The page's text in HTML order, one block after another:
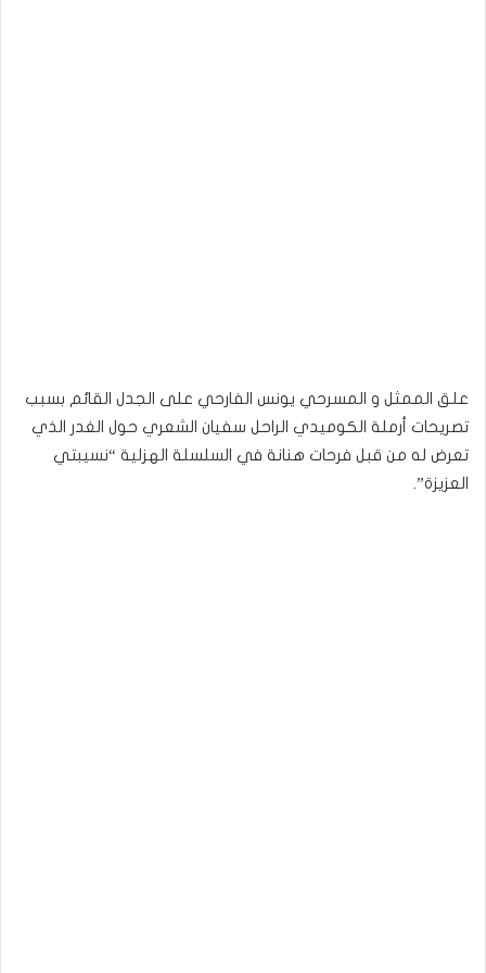
علق الممثل و المسرحي يونس الفارحي على الجدل القائم بسبب
تصريحات أرملة الكوميدي الراحل سفيان الشعري حول الغدر الذي
تعرض له من قبل فرحات هنانة في السلسلة الهزلية “نسيبتي
العزيزة”.